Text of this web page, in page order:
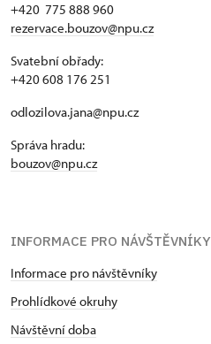
+420 775 888 960
rezervace.bouzov@npu.cz
Svatební obřady:
+420 608 176 251
odlozilova.jana@npu.cz
Správa hradu:
bouzov@npu.cz
INFORMACE PRO NÁVŠTĚVNÍKY
Informace pro návštěvníky
Prohlídkové okruhy
Návštěvní doba